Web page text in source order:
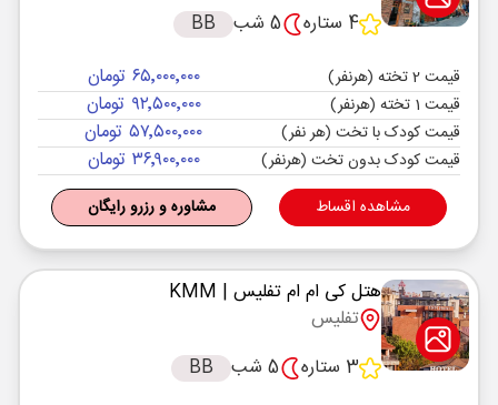
4 ستاره
5 شب BB
قیمت 2 تخته (هرنفر) ۶۵٬۰۰۰٬۰۰۰ تومان
قیمت 1 تخته (هرنفر) ۹۲٬۵۰۰٬۰۰۰ تومان
قیمت کودک با تخت (هر نفر) ۵۷٬۵۰۰٬۰۰۰ تومان
قیمت کودک بدون تخت (هرنفر) ۳۶٬۹۰۰٬۰۰۰ تومان
مشاهده اقساط مشاوره و رزرو رایگان
هتل کی ام ام تفلیس | KMM
تفلیس
3 ستاره
5 شب BB